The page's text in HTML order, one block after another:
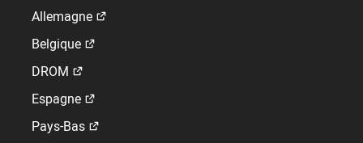
Allemagne
Belgique
DROM
Espagne
Pays-Bas